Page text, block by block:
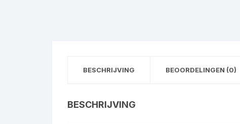
BESCHRIJVING BEOORDELINGEN (0)
BESCHRIJVING